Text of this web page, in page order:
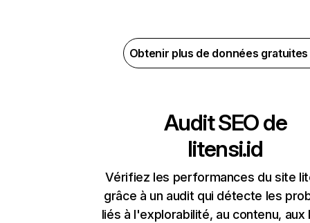
Obtenir plus de données
Audit SEO de
litensi.id
Vérifiez les performances du site
grâce à un audit qui détecte les
liés à l'explorabilité, au contenu, aux